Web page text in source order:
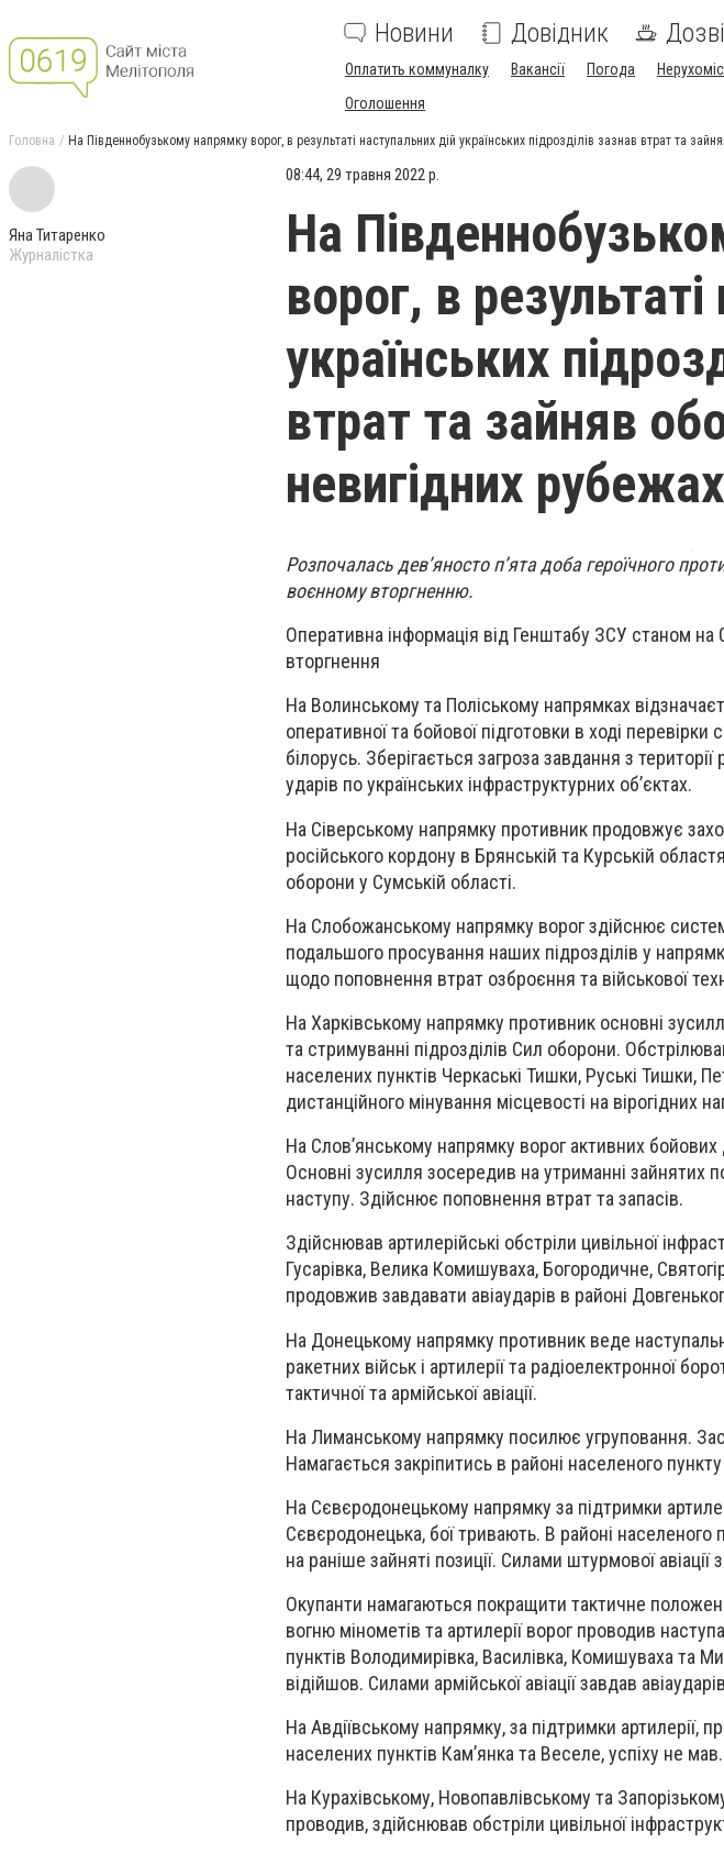
Новини Довідник
Оплатить коммуналку Вакансії Погода
Оголошення
Головна На Південнобузькому напрямку ворог, в результаті наступальних дій українських підрозділів зазнав втрат та
Яна Титаренко
Журналістка
08:44, 29 травня 2022 р.
На
ворог, в
українських
втрат та зайняв
невигідних
Розпочалась дев’яносто п’ята доба героїчного
воєнному вторгненню.
Оперативна інформація від Генштабу ЗСУ станом
вторгнення
На Волинському та Поліському напрямках
оперативної та бойової підготовки в ході
білорусь. Зберігається загроза завдання з
ударів по українських інфраструктурних об’єктах.
На Сіверському напрямку противник продовжує
російського кордону в Брянській та Курській
оборони у Сумській області.
На Слобожанському напрямку ворог здійснює
подальшого просування наших підрозділів у
щодо поповнення втрат озброєння та військової
На Харківському напрямку противник основні
та стримуванні підрозділів Сил оборони.
населених пунктів Черкаські Тишки, Руські Тишки,
дистанційного мінування місцевості на вірогідних
На Слов’янському напрямку ворог активних бойових
Основні зусилля зосередив на утриманні зайнятих
наступу. Здійснює поповнення втрат та запасів.
Здійснював артилерійські обстріли цивільної
Гусарівка, Велика Комишуваха, Богородичне,
продовжив завдавати авіаударів в районі
На Донецькому напрямку противник веде
ракетних військ і артилерії та радіоелектронної
тактичної та армійської авіації.
На Лиманському напрямку посилює угруповання.
Намагається закріпитись в районі населеного
На Сєвєродонецькому напрямку за підтримки
Сєвєродонецька, бої тривають. В районі населеного
на раніше зайняті позиції. Силами штурмової авіації
Окупанти намагаються покращити тактичне
вогню мінометів та артилерії ворог проводив
пунктів Володимирівка, Василівка, Комишуваха та
відійшов. Силами армійської авіації завдав
На Авдіївському напрямку, за підтримки артилерії,
населених пунктів Кам’янка та Веселе, успіху не мав.
На Курахівському, Новопавлівському та
проводив, здійснював обстріли цивільної